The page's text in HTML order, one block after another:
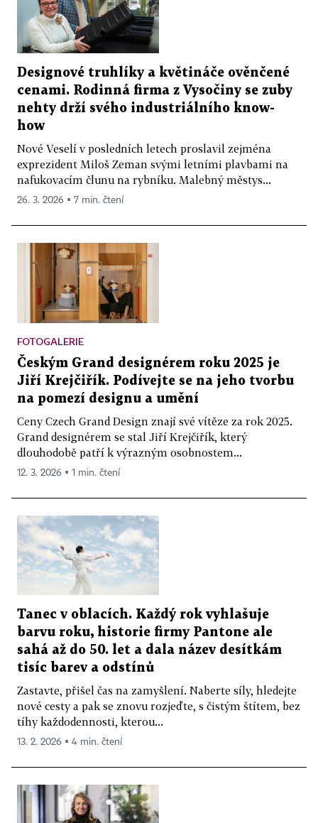
Designové truhlíky a květináče ověnčené
cenami. Rodinná firma z Vysočiny se zuby
nehty drží svého industriálního know-
how
Nové Veselí v posledních letech proslavil zejména
exprezident Miloš Zeman svými letními plavbami na
nafukovacím člunu na rybníku. Malebný městys...
26. 3. 2026 ▪ 7 min. čtení
FOTOGALERIE
Českým Grand designérem roku 2025 je
Jiří Krejčiřík. Podívejte se na jeho tvorbu
na pomezí designu a umění
Ceny Czech Grand Design znají své vítěze za rok 2025.
Grand designérem se stal Jiří Krejčiřík, který
dlouhodobě patří k výrazným osobnostem...
12. 3. 2026 ▪ 1 min. čtení
Tanec v oblacích. Každý rok vyhlašuje
barvu roku, historie firmy Pantone ale
sahá až do 50. let a dala název desítkám
tisíc barev a odstínů
Zastavte, přišel čas na zamyšlení. Naberte síly, hledejte
nové cesty a pak se znovu rozjeďte, s čistým štítem, bez
tíhy každodennosti, kterou...
13. 2. 2026 ▪ 4 min. čtení